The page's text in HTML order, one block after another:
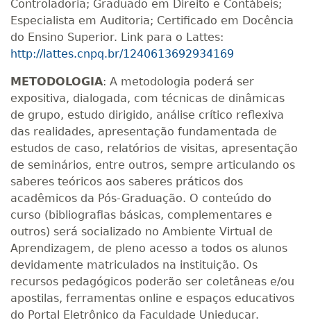
Controladoria; Graduado em Direito e Contábeis;
Especialista em Auditoria; Certificado em Docência
do Ensino Superior. Link para o Lattes:
http://lattes.cnpq.br/1240613692934169
METODOLOGIA: A metodologia poderá ser
expositiva, dialogada, com técnicas de dinâmicas
de grupo, estudo dirigido, análise crítico reflexiva
das realidades, apresentação fundamentada de
estudos de caso, relatórios de visitas, apresentação
de seminários, entre outros, sempre articulando os
saberes teóricos aos saberes práticos dos
acadêmicos da Pós-Graduação. O conteúdo do
curso (bibliografias básicas, complementares e
outros) será socializado no Ambiente Virtual de
Aprendizagem, de pleno acesso a todos os alunos
devidamente matriculados na instituição. Os
recursos pedagógicos poderão ser coletâneas e/ou
apostilas, ferramentas online e espaços educativos
do Portal Eletrônico da Faculdade Unieducar.